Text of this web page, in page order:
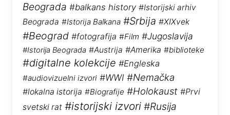
Beograda #balkans history #Istorijski arhiv
Beograda #Istorija Balkana #Srbija #XIXvek
#Beograd #fotografija #Film #Jugoslavija
#Istorija Beograda #Austrija #Amerika #biblioteke
#digitalne kolekcije #Engleska
#audiovizuelni izvori #WWI #Nemačka
#lokalna istorija #Biografije #Holokaust #Prvi
svetski rat #istorijski izvori #Rusija